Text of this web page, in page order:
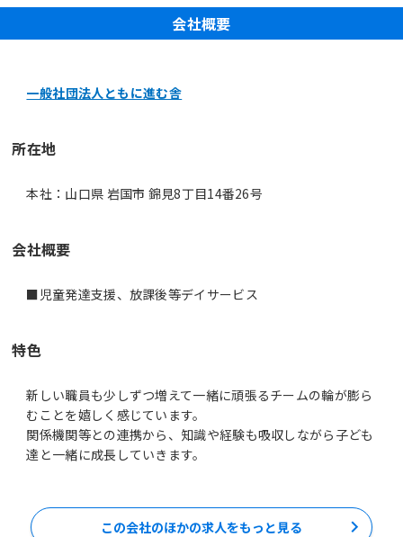
会社概要
一般社団法人ともに進む舎
所在地
本社：山口県 岩国市 錦見8丁目14番26号
会社概要
■児童発達支援、放課後等デイサービス
特色
新しい職員も少しずつ増えて一緒に頑張るチームの輪が膨ら
むことを嬉しく感じています。
関係機関等との連携から、知識や経験も吸収しながら子ども
この会社のほかの求人をもっと見る